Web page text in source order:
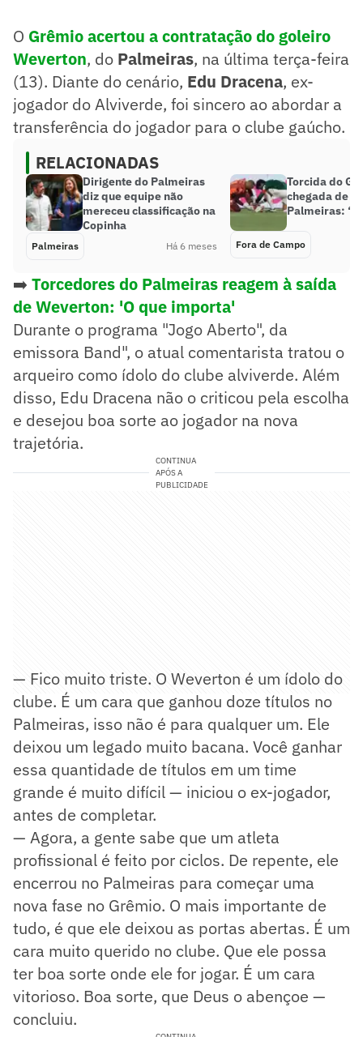
O Grêmio acertou a contratação do goleiro
Weverton, do Palmeiras, na última terça-feira
(13). Diante do cenário, Edu Dracena, ex-
jogador do Alviverde, foi sincero ao abordar a
transferência do jogador para o clube gaúcho.
RELACIONADAS
Dirigente do Palmeiras
diz que equipe não
mereceu classificação na
Copinha
Palmeiras Há 6 meses
Torcida do
chegada de
Palmeiras:
Fora de Campo
➡️ Torcedores do Palmeiras reagem à saída
de Weverton: 'O que importa'
Durante o programa "Jogo Aberto", da
emissora Band", o atual comentarista tratou o
arqueiro como ídolo do clube alviverde. Além
disso, Edu Dracena não o criticou pela escolha
e desejou boa sorte ao jogador na nova
trajetória.
CONTINUA
APÓS A
PUBLICIDADE
— Fico muito triste. O Weverton é um ídolo do
clube. É um cara que ganhou doze títulos no
Palmeiras, isso não é para qualquer um. Ele
deixou um legado muito bacana. Você ganhar
essa quantidade de títulos em um time
grande é muito difícil — iniciou o ex-jogador,
antes de completar.
— Agora, a gente sabe que um atleta
profissional é feito por ciclos. De repente, ele
encerrou no Palmeiras para começar uma
nova fase no Grêmio. O mais importante de
tudo, é que ele deixou as portas abertas. É um
cara muito querido no clube. Que ele possa
ter boa sorte onde ele for jogar. É um cara
vitorioso. Boa sorte, que Deus o abençoe —
concluiu.